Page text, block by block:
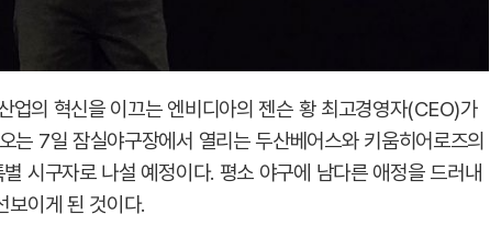
의 혁신을 이끄는 엔비디아의 젠슨 황 최고경영자(CEO)가
는 7일 잠실야구장에서 열리는 두산베어스와 키움히어로즈의
시구자로 나설 예정이다. 평소 야구에 남다른 애정을 드러내
보이게 된 것이다.